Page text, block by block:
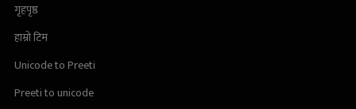
गृहपृष्ठ
हाम्रो टिम
Unicode to Preeti
Preeti to unicode